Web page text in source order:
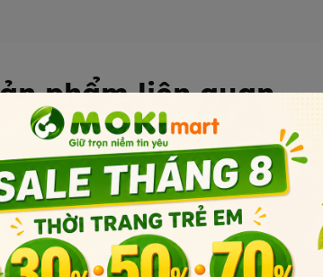
phục hồi nhanh.
axít béo no và
về năng lượng và
phẩm liên quan